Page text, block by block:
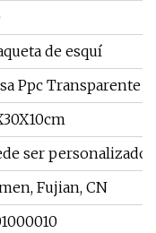
de esquí
Ppc Transparente
ser personalizado
Fujian, CN